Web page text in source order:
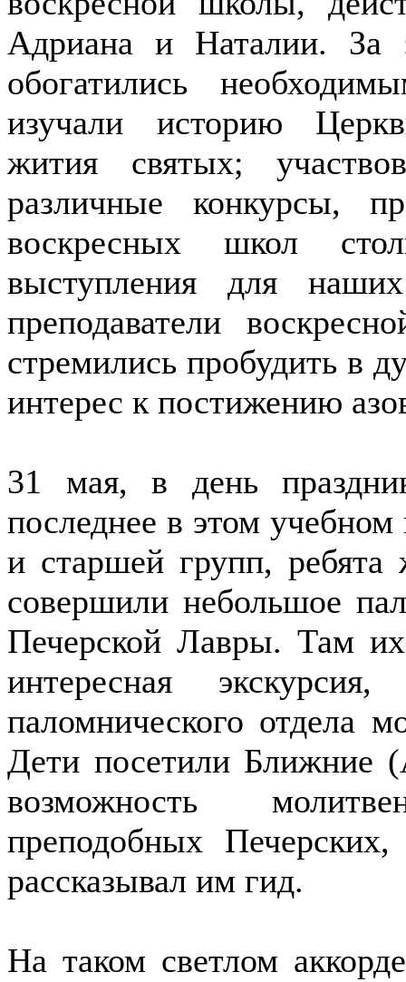
Адриана и Наталии. За
обогатились
изучали историю
жития святых;
различные конкурсы,
воскресных школ
выступления для
преподаватели
стремились пробудить в
интерес к постижению
31 мая, в день
последнее в этом
и старшей групп, ребята
совершили небольшое
Печерской Лавры. Там
интересная
паломнического отдела
Дети посетили Ближние
возможность
преподобных
рассказывал им гид.
На таком светлом